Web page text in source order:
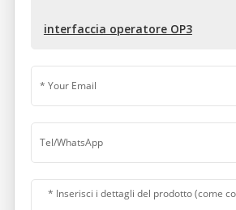
interfaccia operatore OP3